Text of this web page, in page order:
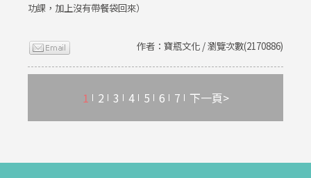
功課，加上沒有帶餐袋回來）
作者：寶瓶文化 / 瀏覽次數(2170886)
1 2 3 4 5 6 7 下一頁>